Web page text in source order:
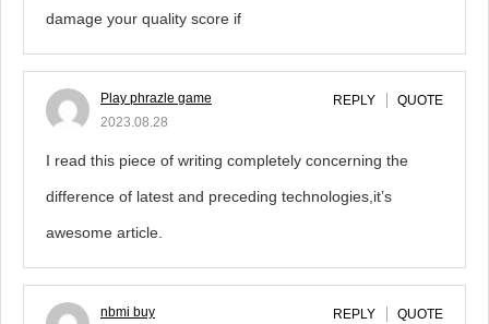
damage your quality score if
Play phrazle game
2023.08.28
REPLY QUOTE
I read this piece of writing completely concerning the
difference of latest and preceding technologies,it’s
awesome article.
nbmi buy
REPLY QUOTE